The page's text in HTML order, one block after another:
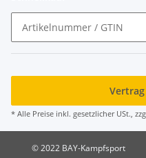
* Alle Preise inkl. gesetzlicher USt.,
© 2022 BAY-Kampfsport